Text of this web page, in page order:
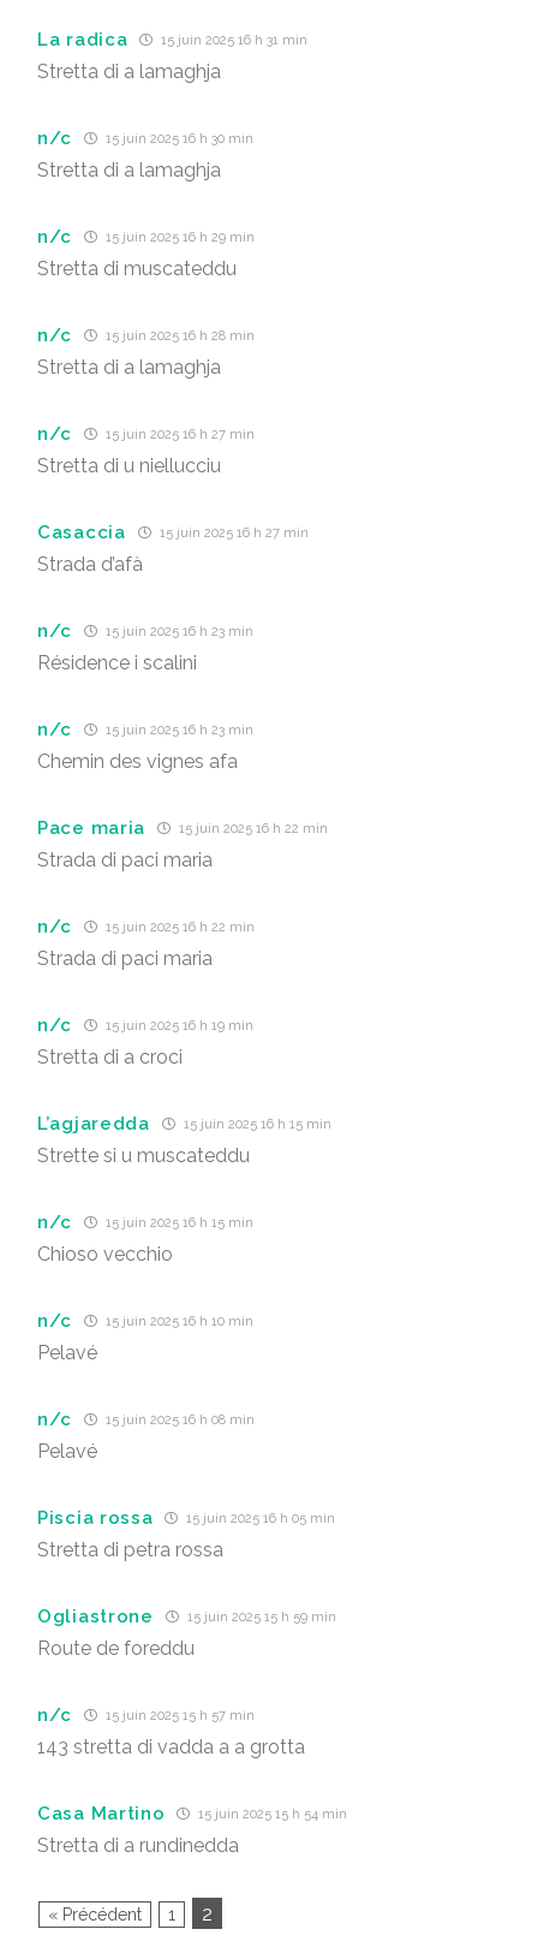
La radica 15 juin 2025 16 h 31 min
Stretta di a lamaghja
n/c 15 juin 2025 16 h 30 min
Stretta di a lamaghja
n/c 15 juin 2025 16 h 29 min
Stretta di muscateddu
n/c 15 juin 2025 16 h 28 min
Stretta di a lamaghja
n/c 15 juin 2025 16 h 27 min
Stretta di u niellucciu
Casaccia 15 juin 2025 16 h 27 min
Strada d’afà
n/c 15 juin 2025 16 h 23 min
Résidence i scalini
n/c 15 juin 2025 16 h 23 min
Chemin des vignes afa
Pace maria 15 juin 2025 16 h 22 min
Strada di paci maria
n/c 15 juin 2025 16 h 22 min
Strada di paci maria
n/c 15 juin 2025 16 h 19 min
Stretta di a croci
L’agjaredda 15 juin 2025 16 h 15 min
Strette si u muscateddu
n/c 15 juin 2025 16 h 15 min
Chioso vecchio
n/c 15 juin 2025 16 h 10 min
Pelavé
n/c 15 juin 2025 16 h 08 min
Pelavé
Piscia rossa 15 juin 2025 16 h 05 min
Stretta di petra rossa
Ogliastrone 15 juin 2025 15 h 59 min
Route de foreddu
n/c 15 juin 2025 15 h 57 min
143 stretta di vadda a a grotta
Casa Martino 15 juin 2025 15 h 54 min
Stretta di a rundinedda
« Précédent 1 2